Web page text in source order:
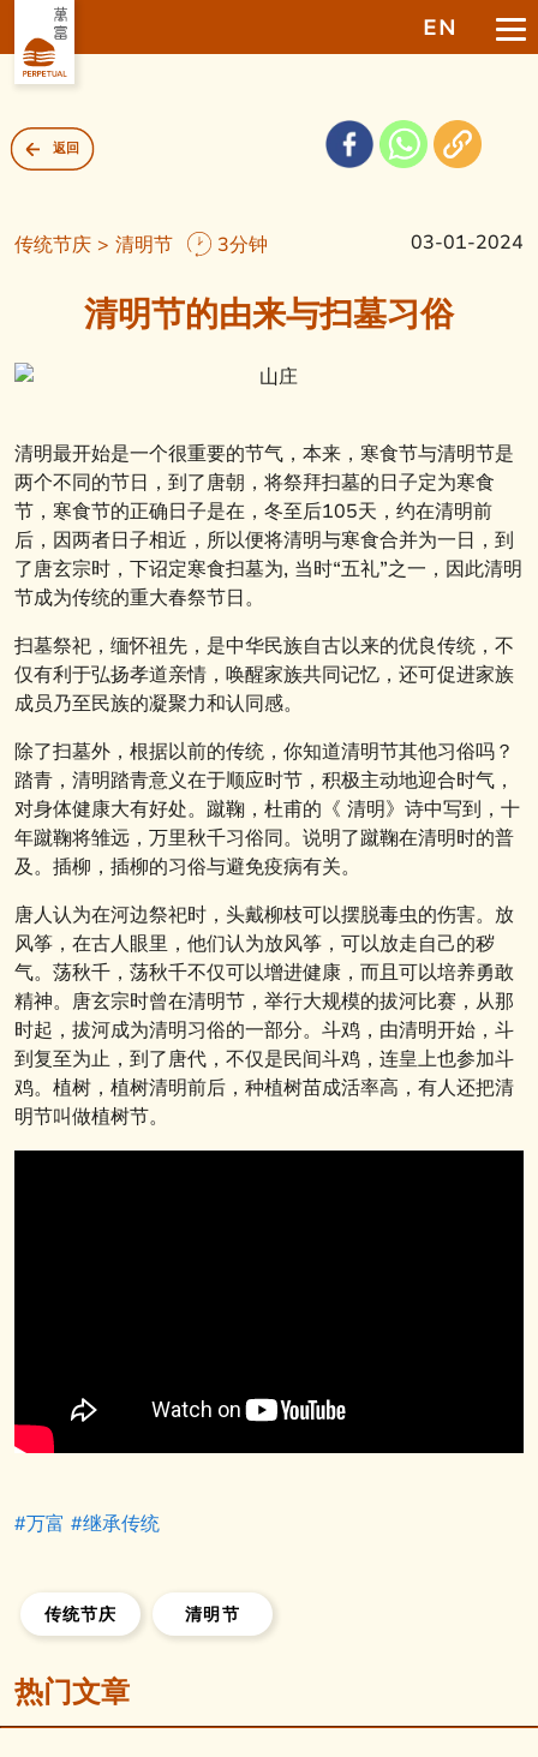
EN
返回
传统节庆 > 清明节 3分钟 03-01-2024
清明节的由来与扫墓习俗
清明最开始是一个很重要的节气，本来，寒食节与清明节是
两个不同的节日，到了唐朝，将祭拜扫墓的日子定为寒食
节，寒食节的正确日子是在，冬至后105天，约在清明前
后，因两者日子相近，所以便将清明与寒食合并为一日，到
了唐玄宗时，下诏定寒食扫墓为, 当时“五礼”之一，因此清明
节成为传统的重大春祭节日。
扫墓祭祀，缅怀祖先，是中华民族自古以来的优良传统，不
仅有利于弘扬孝道亲情，唤醒家族共同记忆，还可促进家族
成员乃至民族的凝聚力和认同感。
除了扫墓外，根据以前的传统，你知道清明节其他习俗吗？
踏青，清明踏青意义在于顺应时节，积极主动地迎合时气，
对身体健康大有好处。蹴鞠，杜甫的《 清明》诗中写到，十
年蹴鞠将雏远，万里秋千习俗同。说明了蹴鞠在清明时的普
及。插柳，插柳的习俗与避免疫病有关。
唐人认为在河边祭祀时，头戴柳枝可以摆脱毒虫的伤害。放
风筝，在古人眼里，他们认为放风筝，可以放走自己的秽
气。荡秋千，荡秋千不仅可以增进健康，而且可以培养勇敢
精神。唐玄宗时曾在清明节，举行大规模的拔河比赛，从那
时起，拔河成为清明习俗的一部分。斗鸡，由清明开始，斗
到复至为止，到了唐代，不仅是民间斗鸡，连皇上也参加斗
鸡。植树，植树清明前后，种植树苗成活率高，有人还把清
明节叫做植树节。
#万富 #继承传统
传统节庆 清明节
热门文章